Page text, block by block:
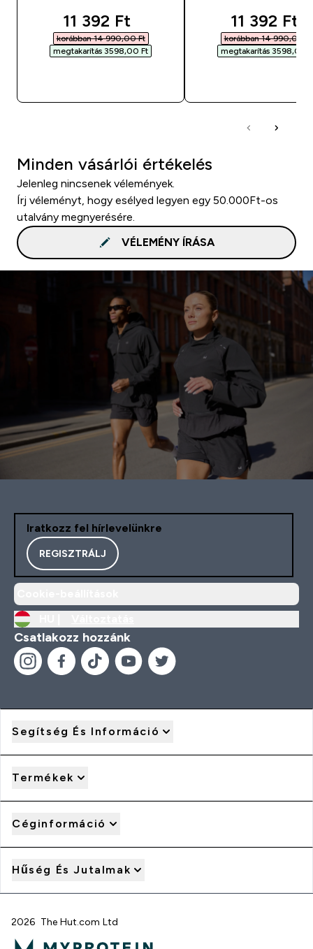
discounted price
11 392 Ft‎
korábban 14 990,00 Ft‎
megtakarítás 3598,00 Ft‎
11 392 Ft‎
korábban 14 990,00 Ft‎
megtakarítás 3598,00
Minden vásárlói értékelés
Jelenleg nincsenek vélemények.
Írj véleményt, hogy esélyed legyen egy 50.000Ft-os
utalvány megnyerésére.
VÉLEMÉNY ÍRÁSA
Iratkozz fel hírlevelünkre
REGISZTRÁLJ
Csatlakozz hozzánk
Segítség És Információ
Termékek
Céginformáció
Hűség És Jutalmak
2026 The Hut.com Ltd